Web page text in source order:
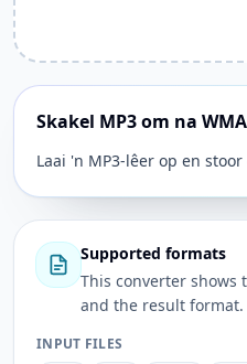
Skakel MP3 om na WMA
Laai 'n MP3-lêer op en
Supported formats
This converter shows
and the result format.
INPUT FILES